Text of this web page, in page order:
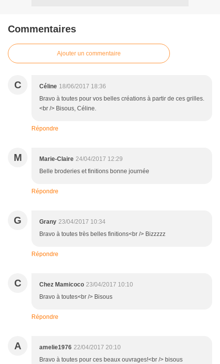
Commentaires
Ajouter un commentaire
C Céline 18/06/2017 18:36
Bravo à toutes pour vos belles créations à partir de ces grilles.
<br /> Bisous, Céline.
Répondre
M Marie-Claire 24/04/2017 12:29
Belle broderies et finitions bonne journée
Répondre
G Grany 23/04/2017 10:34
Bravo à toutes très belles finitions<br /> Bizzzzz
Répondre
C Chez Mamicoco 23/04/2017 10:10
Bravo à toutes<br /> Bisous
Répondre
A amelie1976 22/04/2017 20:10
Bravo à toutes pour ces beaux ouvrages!<br /> bisous